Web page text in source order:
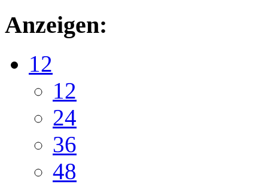
Anzeigen:
12
12
24
36
48